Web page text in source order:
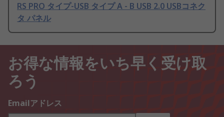
RS PRO タイプ-USB タイプ A - B USB 2.0 USBコネク
タ パネル
お得な情報をいち早く受け取
ろう
Emailアドレス